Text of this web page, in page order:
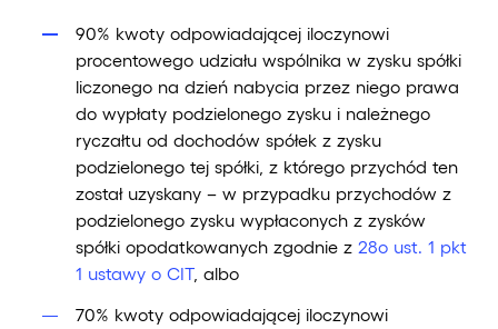
90% kwoty odpowiadającej iloczynowi
procentowego udziału wspólnika w zysku spółki
liczonego na dzień nabycia przez niego prawa
do wypłaty podzielonego zysku i należnego
ryczałtu od dochodów spółek z zysku
podzielonego tej spółki, z którego przychód ten
został uzyskany – w przypadku przychodów z
podzielonego zysku wypłaconych z zysków
spółki opodatkowanych zgodnie z 28o ust. 1 pkt
1 ustawy o CIT, albo
70% kwoty odpowiadającej iloczynowi